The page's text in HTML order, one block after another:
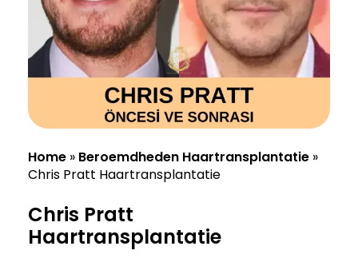
Home » Beroemdheden Haartransplantatie »
Chris Pratt Haartransplantatie
Chris Pratt
Haartransplantatie